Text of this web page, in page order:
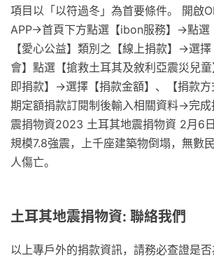
項目以「以符過冬」為首要條件。 開啟
APP→首頁下方點選【ibon服務】→點
【愛心公益】類別之【線上捐款】→選
會】點選【搶救土耳其及敘利亞震災兒
即捐款】→選擇【捐款金額】、【捐款方
期定額捐款訂閱制後輸入相關資料→完
震捐物資2023 土耳其地震捐物資 2月6
規模7.8強震，上千座建築物倒塌，無數
人傷亡。
土耳其地震捐物資: 聯絡我們
以上專戶外的捐款資訊，請務必查證是